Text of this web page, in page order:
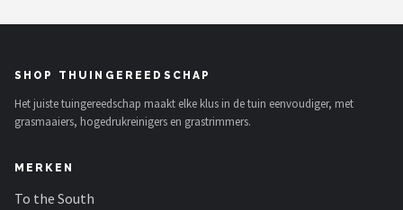
SHOP THUINGEREEDSCHAP
Het juiste tuingereedschap maakt elke klus in de tuin eenvoudiger, met
grasmaaiers, hogedrukreinigers en grastrimmers.
MERKEN
To the South